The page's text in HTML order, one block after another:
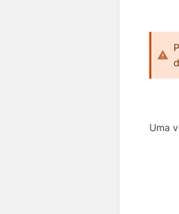
Uma